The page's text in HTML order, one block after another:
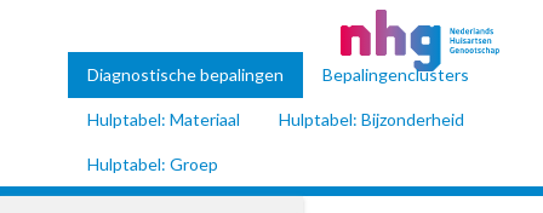
Diagnostische bepalingen Bepalingenclusters
Hulptabel: Materiaal Hulptabel: Bijzonderheid
Hulptabel: Groep